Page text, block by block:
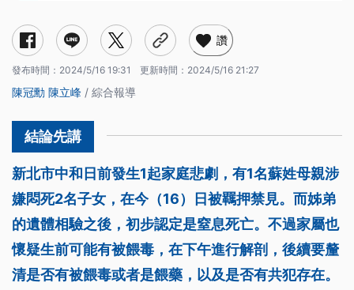
讚
發布時間： 2024/5/16 19:31 更新時間： 2024/5/16 21:27
陳冠勳 陳立峰 / 綜合報導
新北市中和日前發生1起家庭悲劇，有1名蘇姓母親涉
嫌悶死2名子女，在今（16）日被羈押禁見。而姊弟
的遺體相驗之後，初步認定是窒息死亡。不過家屬也
懷疑生前可能有被餵毒，在下午進行解剖，後續要釐
清是否有被餵毒或者是餵藥，以及是否有共犯存在。